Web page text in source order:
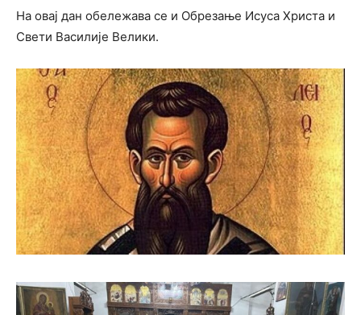
На овај дан обележава се и Обрезање Исуса Христа и
Свети Василије Велики.